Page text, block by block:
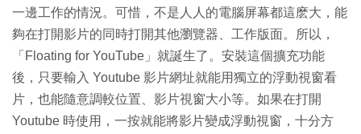
一邊工作的情況。可惜，不是人人的電腦屏幕都這麽大，能
夠在打開影片的同時打開其他瀏覽器、工作版面。所以，
「Floating for YouTube」就誕生了。安裝這個擴充功能
後，只要輸入 Youtube 影片網址就能用獨立的浮動視窗看
片，也能隨意調較位置、影片視窗大小等。如果在打開
Youtube 時使用，一按就能將影片變成浮動視窗，十分方